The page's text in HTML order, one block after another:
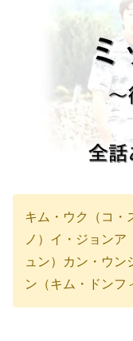
キム・ウク（コ・
ノ）イ・ジョンア
ュン）カン・ウン
ン（キム・ドンフ